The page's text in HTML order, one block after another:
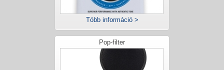
Több információ >
Pop-filter